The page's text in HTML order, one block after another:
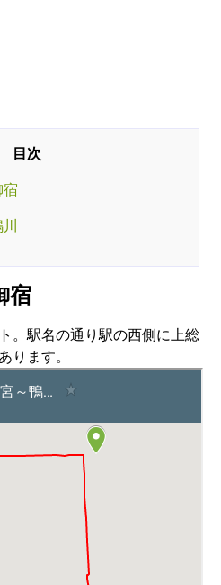
宿
宿
。駅名の通り駅の西側に上総
ります。